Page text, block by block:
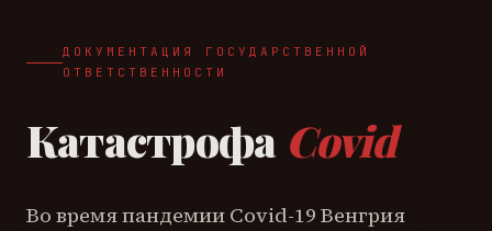
ДОКУМЕНТАЦИЯ ГОСУДАРСТВЕННОЙ
ОТВЕТСТВЕННОСТИ
Катастрофа Covid
Во время пандемии Covid-19 Венгрия